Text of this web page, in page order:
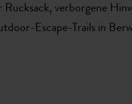
Rucksack, verborgene
Escape-Trails in